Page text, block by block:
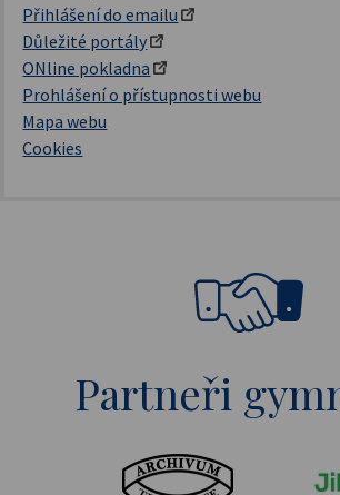
Přihlášení do emailu
Důležité portály
ONline pokladna
Prohlášení o přístupnosti webu
Mapa webu
Cookies
Partneři